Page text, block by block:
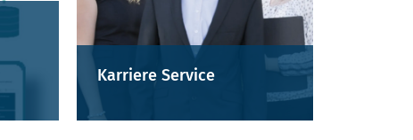
Karriere Service